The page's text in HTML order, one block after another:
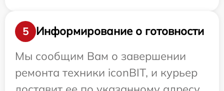
5
Информирование о готовности
Мы сообщим Вам о завершении
ремонта техники iconBIT, и курьер